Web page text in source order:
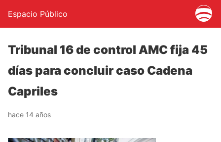
Espacio Público
Tribunal 16 de control AMC fija 45
días para concluir caso Cadena
Capriles
hace 14 años